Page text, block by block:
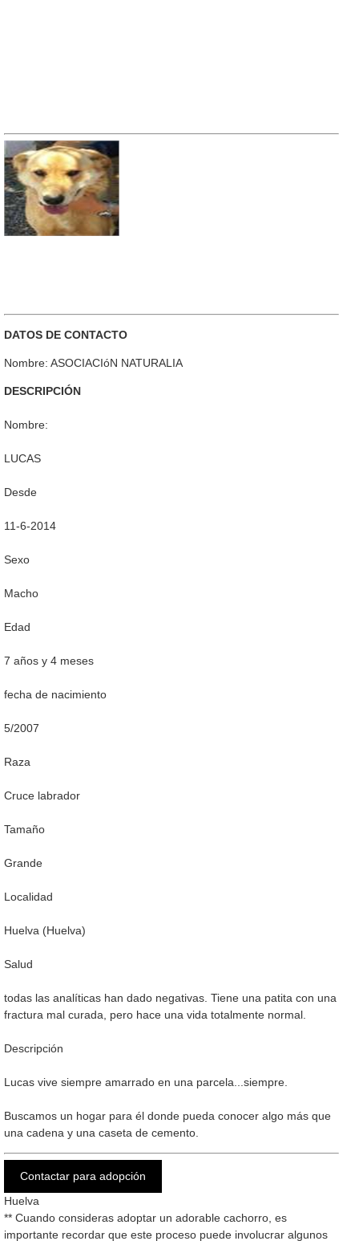
DATOS DE CONTACTO
Nombre: ASOCIACIóN NATURALIA
DESCRIPCIÓN
Nombre:
LUCAS
Desde
11-6-2014
Sexo
Macho
Edad
7 años y 4 meses
fecha de nacimiento
5/2007
Raza
Cruce labrador
Tamaño
Grande
Localidad
Huelva (Huelva)
Salud
todas las analíticas han dado negativas. Tiene una patita con una
fractura mal curada, pero hace una vida totalmente normal.
Descripción
Lucas vive siempre amarrado en una parcela...siempre.
Buscamos un hogar para él donde pueda conocer algo más que
una cadena y una caseta de cemento.
Contactar para adopción
Huelva
** Cuando consideras adoptar un adorable cachorro, es
importante recordar que este proceso puede involucrar algunos